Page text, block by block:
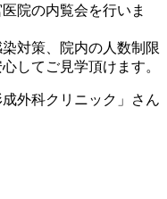
院の内覧会を行いま
対策、院内の人数制限
してご見学頂けます。
外科クリニック」さん